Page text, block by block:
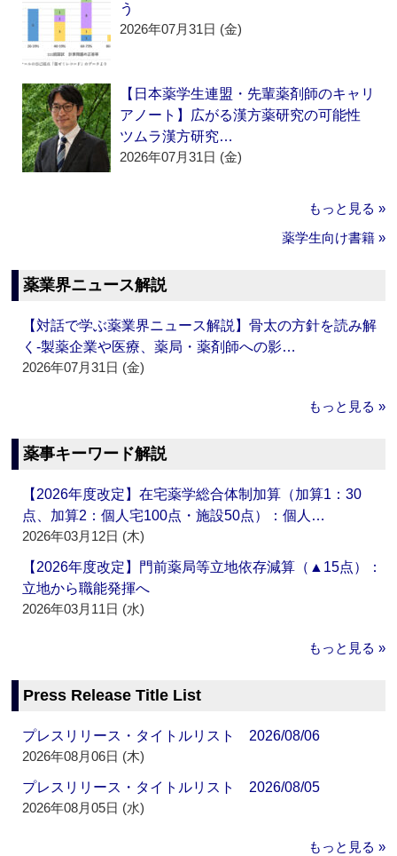
う
2026年07月31日 (金)
【日本薬学生連盟・先輩薬剤師のキャリ
アノート】広がる漢方薬研究の可能性
ツムラ漢方研究…
2026年07月31日 (金)
もっと見る »
薬学生向け書籍 »
薬業界ニュース解説
【対話で学ぶ薬業界ニュース解説】骨太の方針を読み解
く‐製薬企業や医療、薬局・薬剤師への影…
2026年07月31日 (金)
もっと見る »
薬事キーワード解説
【2026年度改定】在宅薬学総合体制加算（加算1：30
点、加算2：個人宅100点・施設50点）：個人…
2026年03月12日 (木)
【2026年度改定】門前薬局等立地依存減算（▲15点）：
立地から職能発揮へ
2026年03月11日 (水)
もっと見る »
Press Release Title List
プレスリリース・タイトルリスト 2026/08/06
2026年08月06日 (木)
プレスリリース・タイトルリスト 2026/08/05
2026年08月05日 (水)
もっと見る »